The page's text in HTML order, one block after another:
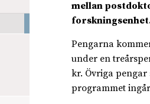
mellan
Pengarna
under en
kr. Övriga
programmet